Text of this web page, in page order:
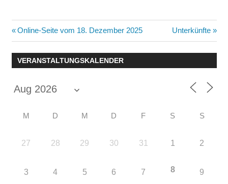
Beitragsnavigation
Vorheriger
Beitrag:
Online-Seite vom 18. Dezember 2025
Nächster
Beitrag:
Unterkünfte
VERANSTALTUNGSKALENDER
M D M D F S S
27 28 29 30 31 1 2
3 4 5 6 7 8 9